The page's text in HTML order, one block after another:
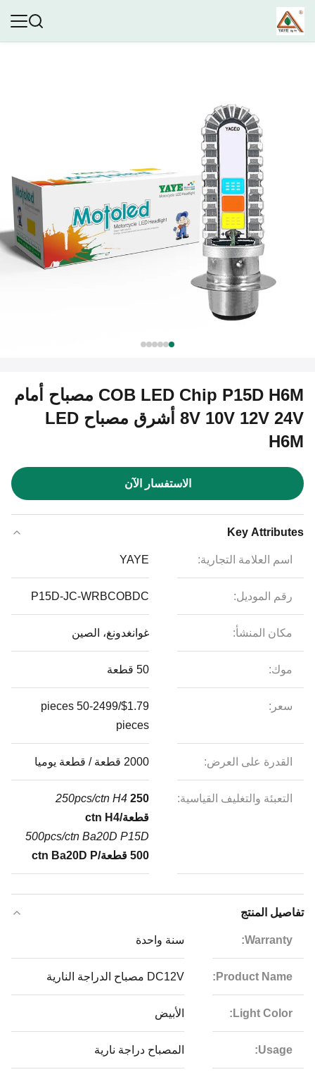
COB LED Chip P15D H6M مصباح أمام
8V 10V 12V 24V أشرق مصباح LED
H6M
الاستفسار الآن
Key Attributes
اسم العلامة التجارية: YAYE
رقم الموديل: P15D-JC-WRBCOBDC
مكان المنشأ: غوانغدونغ، الصين
موك: 50 قطعة
سعر:
$1.79/pieces 50-2499
pieces
القدرة على العرض: 2000 قطعة / قطعة يوميا
التعبئة والتغليف القياسية: 250pcs/ctn H4 250
قطعة/ctn H4
500pcs/ctn Ba20D P15D
500 قطعة/ctn Ba20D P
تفاصيل المنتج
Warranty: سنة واحدة
Product Name: DC12V مصباح الدراجة النارية
Light Color: الأبيض
Usage: المصباح دراجة نارية